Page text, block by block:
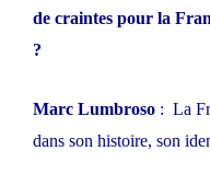
de craintes pour la
?
Marc Lumbroso : La
dans son histoire, son